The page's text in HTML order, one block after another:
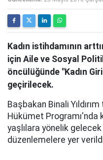
Kadın istihdamının
için Aile ve Sosyal
öncülüğünde "Kadın
geçirilecek.
Başbakan Binali
Hükümet Programı'nda
yaşlılara yönelik
düzenlemelere yer